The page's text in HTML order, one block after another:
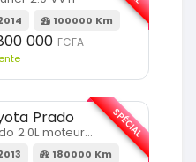
100000 Km
000 FCFA
Prado
Prado 2.0L moteur d4d
180000 Km
SPÉCIAL